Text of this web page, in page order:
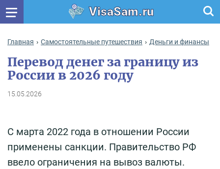
VisaSam.ru
Главная Самостоятельные путешествия Деньги и финансы
Перевод денег за границу из
России в 2026 году
15.05.2026
С марта 2022 года в отношении России
применены санкции. Правительство РФ
ввело ограничения на вывоз валюты.